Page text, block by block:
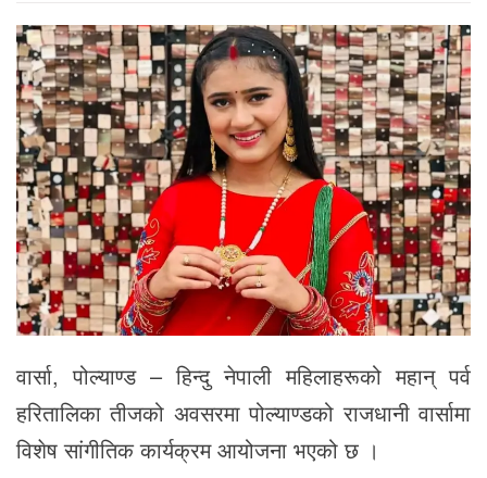
विविध
वार्सा, पोल्याण्ड – हिन्दु नेपाली महिलाहरूको महान् पर्व
हरितालिका तीजको अवसरमा पोल्याण्डको राजधानी वार्सामा
विशेष सांगीतिक कार्यक्रम आयोजना भएको छ ।